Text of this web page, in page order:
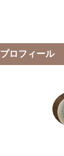
プロフィール